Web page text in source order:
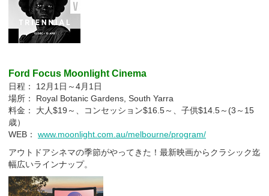
Ford Focus Moonlight Cinema
日程： 12月1日～4月1日
場所： Royal Botanic Gardens, South Yarra
料金： 大人$19～、コンセッション$16.5～、子供$14.5～(3～15
歳）
WEB： www.moonlight.com.au/melbourne/program/
アウトドアシネマの季節がやってきた！最新映画からクラシック迄
幅広いラインナップ。